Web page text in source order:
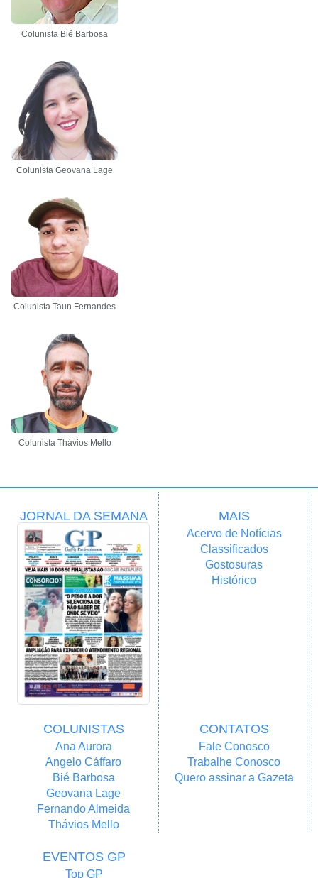
Colunista Bié Barbosa
Colunista Geovana Lage
Colunista Taun Fernandes
Colunista Thávios Mello
JORNAL DA SEMANA MAIS
Acervo de Notícias
Classificados
Gostosuras
Histórico
COLUNISTAS
Ana Aurora
Angelo Cáffaro
Bié Barbosa
Geovana Lage
Fernando Almeida
Thávios Mello
CONTATOS
Fale Conosco
Trabalhe Conosco
Quero assinar a Gazeta
EVENTOS GP
Top GP